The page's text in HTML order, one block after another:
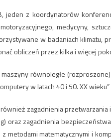
jeden z koordynatorów
medycyny,
w badaniach klimatu,
obliczeń przez kilka i więcej
równoległe
w latach 40 i 50. XX
zagadnienia
oraz zagadnienia
metodami matematycznymi i